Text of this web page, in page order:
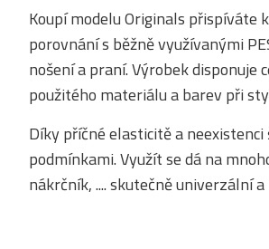
Koupí modelu Originals
porovnání s běžně využívanými
nošení a praní. Výrobek
použitého materiálu a barev při
Díky příčné elasticitě a
podmínkami. Využít se dá na
nákrčník, .... skutečně univerzální